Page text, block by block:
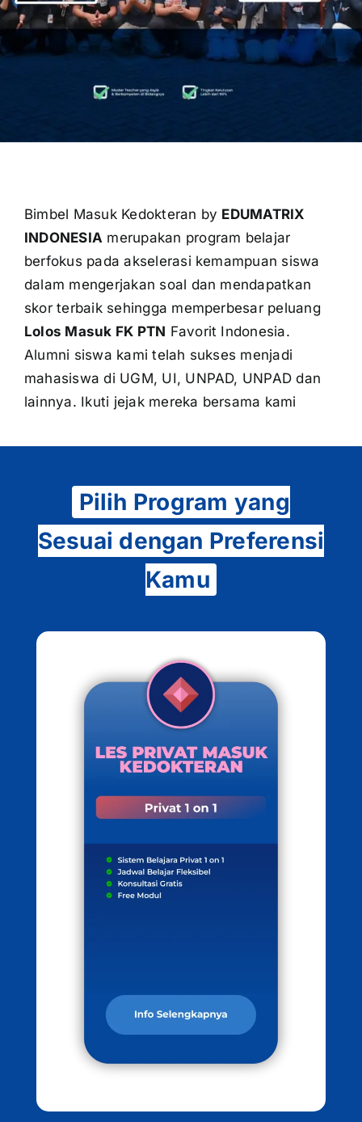
OUR PROGRAM
CONTACT US
Bimbel Masuk Kedokteran by EDUMATRIX
INDONESIA merupakan program belajar
berfokus pada akselerasi kemampuan siswa
dalam mengerjakan soal dan mendapatkan
skor terbaik sehingga memperbesar peluang
Lolos Masuk FK PTN Favorit Indonesia.
Alumni siswa kami telah sukses menjadi
mahasiswa di UGM, UI, UNPAD, UNPAD dan
lainnya. Ikuti jejak mereka bersama kami
Pilih Program yang
Sesuai dengan Preferensi
Kamu